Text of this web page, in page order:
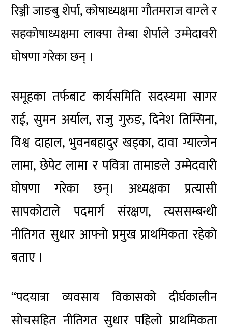
रिञ्जी जाङबु शेर्पा, कोषाध्यक्षमा गौतमराज वाग्ले र
सहकोषाध्यक्षमा लाक्पा तेम्बा शेर्पाले उम्मेदावरी
घोषणा गरेका छन् ।
समूहका तर्फबाट कार्यसमिति सदस्यमा सागर
राई, सुमन अर्याल, राजु गुरुङ, दिनेश तिम्सिना,
विश्व दाहाल, भुवनबहादुर खड्का, दावा ग्याल्जेन
लामा, छेपेट लामा र पवित्रा तामाङले उम्मेदवारी
घोषणा गरेका छन्। अध्यक्षका प्रत्यासी
सापकोटाले पदमार्ग संरक्षण, त्यससम्बन्धी
नीतिगत सुधार आफ्नो प्रमुख प्राथमिकता रहेको
बताए ।
“पदयात्रा व्यवसाय विकासको दीर्घकालीन
सोचसहित नीतिगत सुधार पहिलो प्राथमिकता